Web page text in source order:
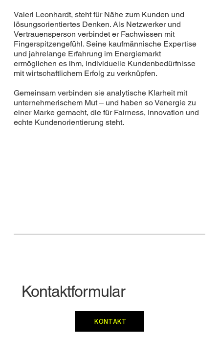
Valeri Leonhardt, steht für Nähe zum Kunden und
lösungsorientiertes Denken. Als Netzwerker und
Vertrauensperson verbindet er Fachwissen mit
Fingerspitzengefühl. Seine kaufmännische Expertise
und jahrelange Erfahrung im Energiemarkt
ermöglichen es ihm, individuelle Kundenbedürfnisse
mit wirtschaftlichem Erfolg zu verknüpfen.
Gemeinsam verbinden sie analytische Klarheit mit
unternehmerischem Mut – und haben so Venergie zu
einer Marke gemacht, die für Fairness, Innovation und
echte Kundenorientierung steht.
Kontaktformular
KONTAKT